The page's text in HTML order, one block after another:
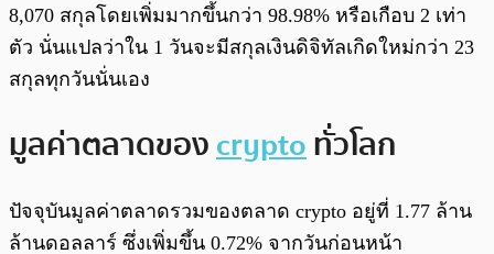
8,070 สกุลโดยเพิ่มมากขึ้นกว่า 98.98% หรือเกือบ 2 เท่า
ตัว นั่นแปลว่าใน 1 วันจะมีสกุลเงินดิจิทัลเกิดใหม่กว่า 23
สกุลทุกวันนั่นเอง
มูลค่าตลาดของcryptoทั่วโลก
ปัจจุบันมูลค่าตลาดรวมของตลาด crypto อยู่ที่ 1.77 ล้าน
ล้านดอลลาร์ ซึ่งเพิ่มขึ้น 0.72% จากวันก่อนหน้า